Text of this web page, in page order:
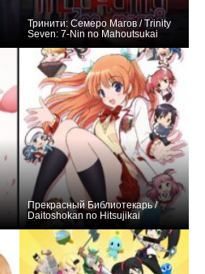
Тринити: Семеро Магов / Trinity
Seven: 7-Nin no Mahoutsukai
Прекрасный Библиотекарь /
Daitoshokan no Hitsujikai